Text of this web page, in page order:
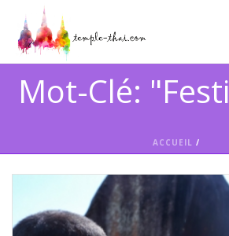
Mot-Clé:
ACCUEIL /